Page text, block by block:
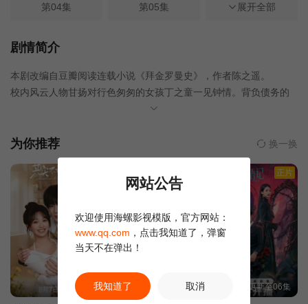
第04集 第05集 第06集
第07集
第10集 第11集 第12集
第16集 第17集 第18集
第19集
展开全部
剧情简介
本剧改编自豆瓣阅读连载小说《拜金罗曼史》，作者陈之遥。
校内风云人物甘扬对行色匆匆的女孩丁之童一见钟情。背负债务的
丁之童从来不敢浪费时间谈恋爱，却被阳光开朗的甘扬打动。但二
掩盖的矛盾。甘扬家中产业衰败，他隐瞒真相与丁之童分手。丁之
童误以为自己被抛弃深受打击，从而痛恨甘扬。六年后，两人再次
相遇……
为你推荐 换一换
全16集 更新至10集
正片
更新至06集
网站公告
欢迎使用海螺影视模版，官方网站：
www.qq.com ，点击我知道了，弹窗
当天不在弹出！
我知道了 取消